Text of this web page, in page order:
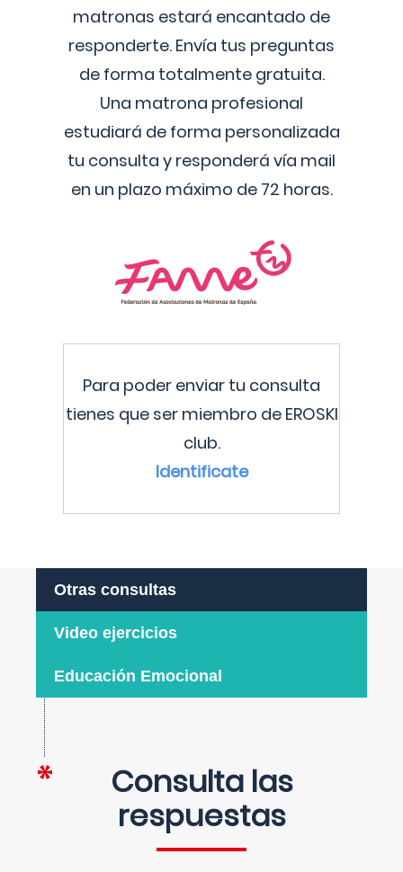
matronas estará encantado de
responderte. Envía tus preguntas
de forma totalmente gratuita.
Una matrona profesional
estudiará de forma personalizada
tu consulta y responderá vía mail
en un plazo máximo de 72 horas.
Para poder enviar tu consulta
tienes que ser miembro de EROSKI
club.
Identificate
Otras consultas
Video ejercicios
Educación Emocional
Consulta las
respuestas